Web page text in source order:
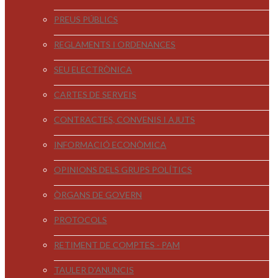
PREUS PÚBLICS
REGLAMENTS I ORDENANCES
SEU ELECTRÒNICA
CARTES DE SERVEIS
CONTRACTES, CONVENIS I AJUTS
INFORMACIÓ ECONÒMICA
OPINIONS DELS GRUPS POLÍTICS
ÒRGANS DE GOVERN
PROTOCOLS
RETIMENT DE COMPTES - PAM
TAULER D'ANUNCIS